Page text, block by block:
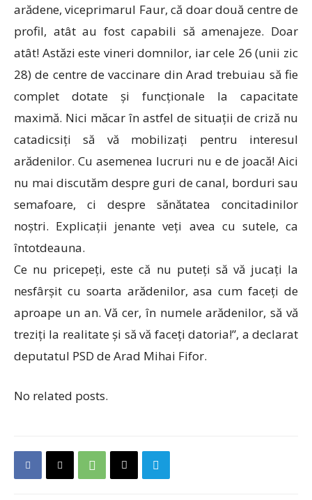
arădene, viceprimarul Faur, că doar două centre de
profil, atât au fost capabili să amenajeze. Doar
atât! Astăzi este vineri domnilor, iar cele 26 (unii zic
28) de centre de vaccinare din Arad trebuiau să fie
complet dotate și funcționale la capacitate
maximă. Nici măcar în astfel de situații de criză nu
catadicsiți să vă mobilizați pentru interesul
arădenilor. Cu asemenea lucruri nu e de joacă! Aici
nu mai discutăm despre guri de canal, borduri sau
semafoare, ci despre sănătatea concitadinilor
noștri. Explicații jenante veți avea cu sutele, ca
întotdeauna.
Ce nu pricepeți, este că nu puteți să vă jucați la
nesfârșit cu soarta arădenilor, asa cum faceți de
aproape un an. Vă cer, în numele arădenilor, să vă
treziți la realitate și să vă faceți datoria!”, a declarat
deputatul PSD de Arad Mihai Fifor.
No related posts.